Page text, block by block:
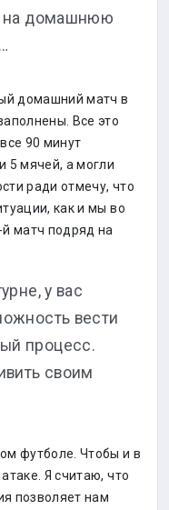
на домашнюю
домашний матч в
Все это
90 минут
5 мячей, а могли
ради отмечу, что
как и мы во
матч подряд на
у вас
вести
процесс.
своим
футболе. Чтобы и в
Я считаю, что
позволяет нам